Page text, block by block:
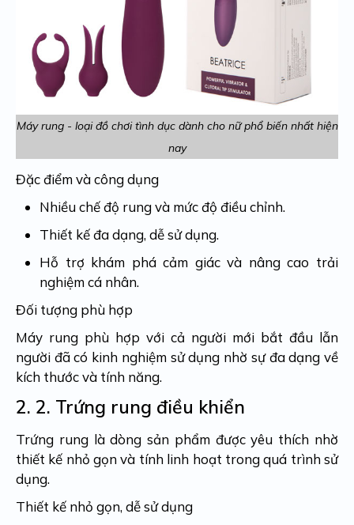
Máy rung - loại đồ chơi tình dục dành cho nữ phổ biến nhất hiện
nay
Đặc điểm và công dụng
Nhiều chế độ rung và mức độ điều chỉnh.
Thiết kế đa dạng, dễ sử dụng.
Hỗ trợ khám phá cảm giác và nâng cao trải
nghiệm cá nhân.
Đối tượng phù hợp
Máy rung phù hợp với cả người mới bắt đầu lẫn
người đã có kinh nghiệm sử dụng nhờ sự đa dạng về
kích thước và tính năng.
2. 2. Trứng rung điều khiển
Trứng rung là dòng sản phẩm được yêu thích nhờ
thiết kế nhỏ gọn và tính linh hoạt trong quá trình sử
dụng.
Thiết kế nhỏ gọn, dễ sử dụng